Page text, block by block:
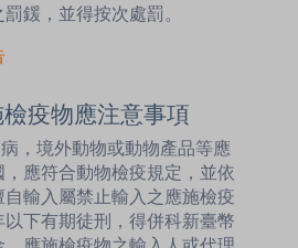
鍰，並得按次處罰。
疫物應注意事項
，境外動物或動物產品等應
應符合動物檢疫規定，並依
輸入屬禁止輸入之應施檢疫
下有期徒刑，得併科新臺幣